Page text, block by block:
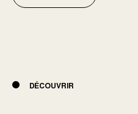
DÉCOUVRIR